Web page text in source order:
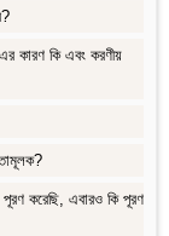
কারণ কি এবং করণীয়
পূরণ করেছি, এবারও কি পূরণ